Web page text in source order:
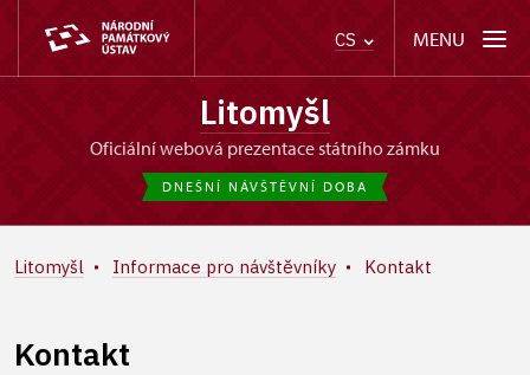
CS MENU
Litomyšl
oficiální webová prezentace státního zámku
DNEŠNÍ NÁVŠTĚVNÍ DOBA
Litomyšl Informace pro návštěvníky Kontakt
Kontakt